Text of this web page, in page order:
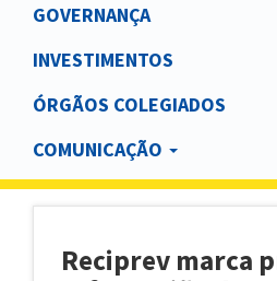
GOVERNANÇA
INVESTIMENTOS
ÓRGÃOS COLEGIADOS
COMUNICAÇÃO
Reciprev marca